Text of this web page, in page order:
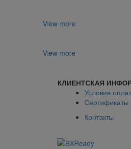
View more
View more
КЛИЕНТСКАЯ
Условия
Сертификаты
Контакты